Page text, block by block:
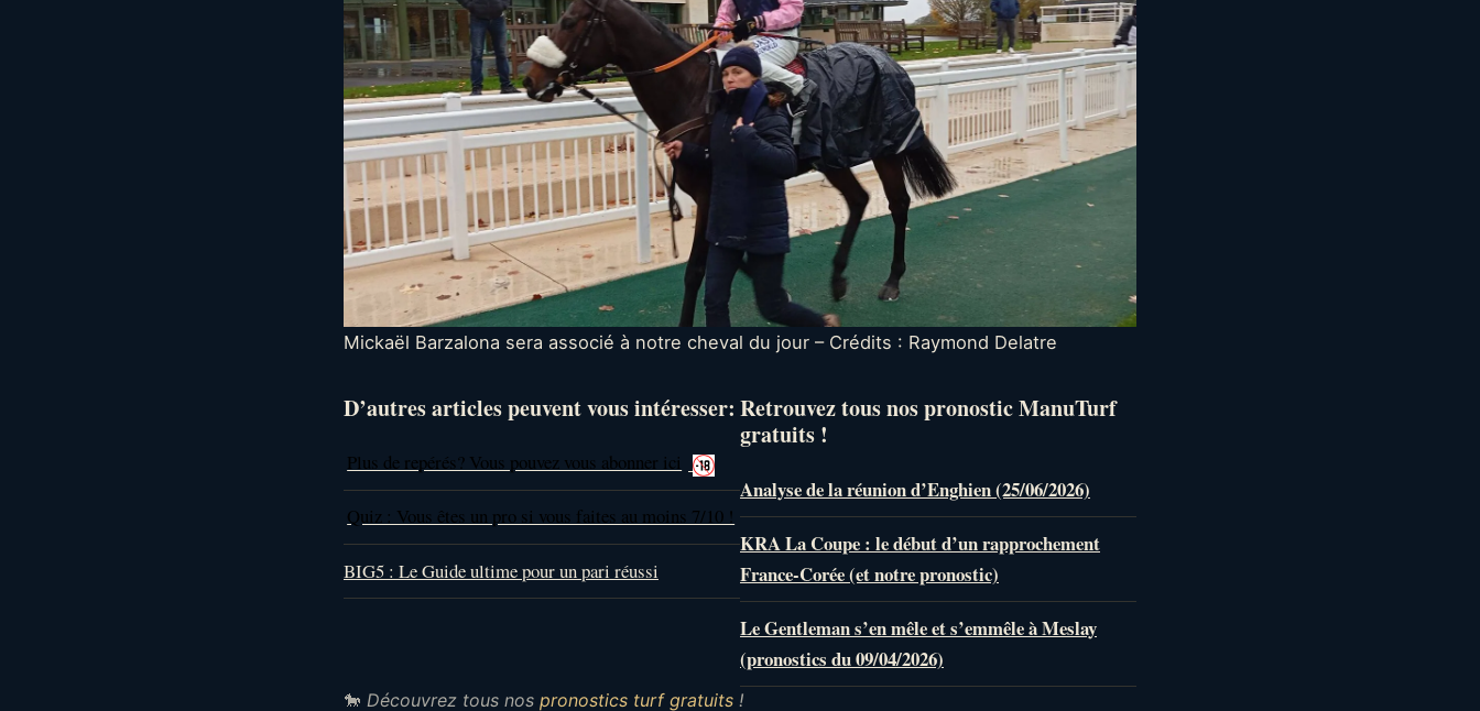
Mickaël Barzalona sera associé à notre cheval du jour – Crédits : Raymond Delatre
D’autres articles peuvent vous intéresser:
Plus de repérés? Vous pouvez vous abonner ici
Quiz : Vous êtes un pro si vous faites au moins 7/10 !
BIG5 : Le Guide ultime pour un pari réussi
Retrouvez tous nos pronostic ManuTurf
gratuits !
Analyse de la réunion d’Enghien (25/06/2026)
KRA La Coupe : le début d’un rapprochement
France-Corée (et notre pronostic)
Le Gentleman s’en mêle et s’emmêle à Meslay
(pronostics du 09/04/2026)
🐎 Découvrez tous nos pronostics turf gratuits !